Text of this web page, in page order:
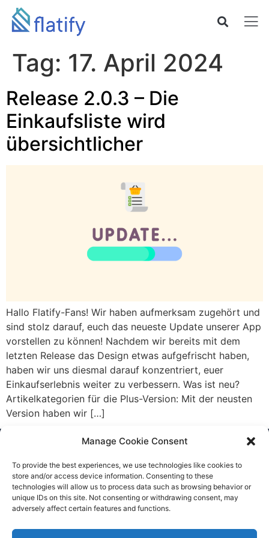
Manage Cookie Consent
To provide the best experiences, we use technologies like cookies to
store and/or access device information. Consenting to these
technologies will allow us to process data such as browsing behavior or
unique IDs on this site. Not consenting or withdrawing consent, may
adversely affect certain features and functions.
Tag: 17. April 2024
Release 2.0.3 – Die
Einkaufsliste wird
übersichtlicher
Hallo Flatify-Fans! Wir haben aufmerksam zugehört und
sind stolz darauf, euch das neueste Update unserer App
vorstellen zu können! Nachdem wir bereits mit dem
letzten Release das Design etwas aufgefrischt haben,
haben wir uns diesmal darauf konzentriert, euer
Einkaufserlebnis weiter zu verbessern. Was ist neu?
Artikelkategorien für die Plus-Version: Mit der neusten
Version haben wir […]
info@flatify-app.com